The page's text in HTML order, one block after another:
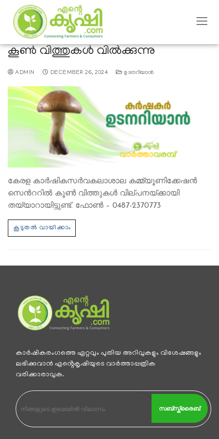
കൂണ്‍ വിത്തുകള്‍ വിൽക്കുന്നു
ADMIN DECEMBER 26, 2024 ഉടനറിയാന്‍
കേരള കാര്‍ഷികസര്‍വകലാശാല കമ്മ്യൂണിക്കേഷന്‍
സെന്‍ററില്‍ കൂണ്‍ വിത്തുകള്‍ വില്പനയ്ക്കായി
തയ്യാറായിട്ടുണ്ട്. ഫോണ്‍ – 0487-2370773
കാര്‍ഷികരംഗത്തെ ഏറ്റവും പുതിയ അറിവുകളും വിശേഷങ്ങളും
ലഭിക്കുവാന്‍ എൻ്റെകൃഷിയുടെ വാര്‍ത്താപ്പത്രിക
വരിക്കാരാവുക.
സബ്സ്ക്രൈബ്